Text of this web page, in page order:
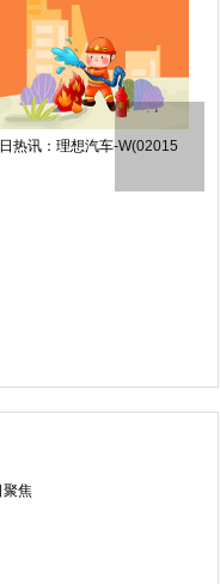
达大宗交易折价成交20.8
聚焦